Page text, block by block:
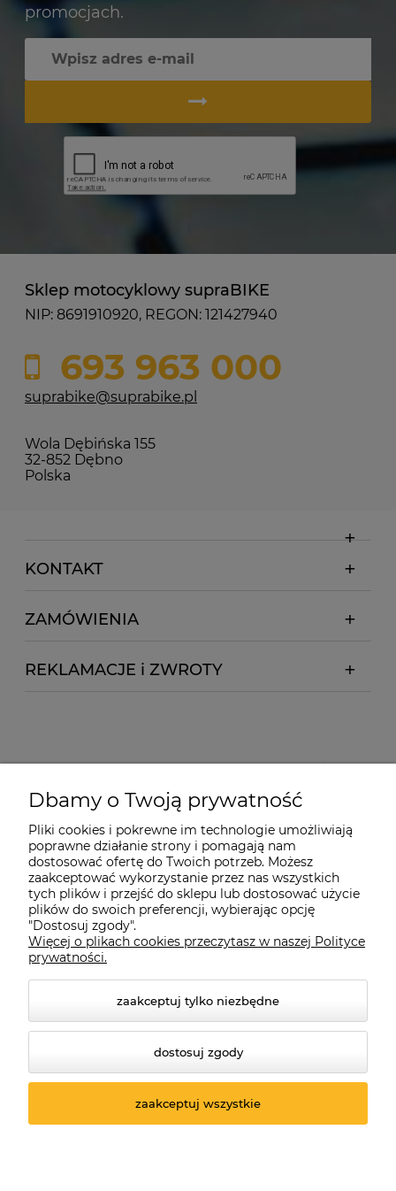
promocjach.
Sklep motocyklowy supraBIKE
NIP: 8691910920, REGON: 121427940
693 963 000
suprabike@suprabike.pl
Wola Dębińska 155
32-852 Dębno
Polska
KONTAKT
ZAMÓWIENIA
REKLAMACJE i ZWROTY
© 2026 suprabike.pl. Wszelkie prawa zastrzeżone.
Styl graficzny ShopGadget.pl Sklep internetowy Shoper.pl
Dbamy o Twoją prywatność
Pliki cookies i pokrewne im technologie umożliwiają
poprawne działanie strony i pomagają nam
dostosować ofertę do Twoich potrzeb. Możesz
zaakceptować wykorzystanie przez nas wszystkich
tych plików i przejść do sklepu lub dostosować użycie
plików do swoich preferencji, wybierając opcję
"Dostosuj zgody".
Więcej o plikach cookies przeczytasz w naszej Polityce
prywatności.
zaakceptuj tylko niezbędne
dostosuj zgody
zaakceptuj wszystkie